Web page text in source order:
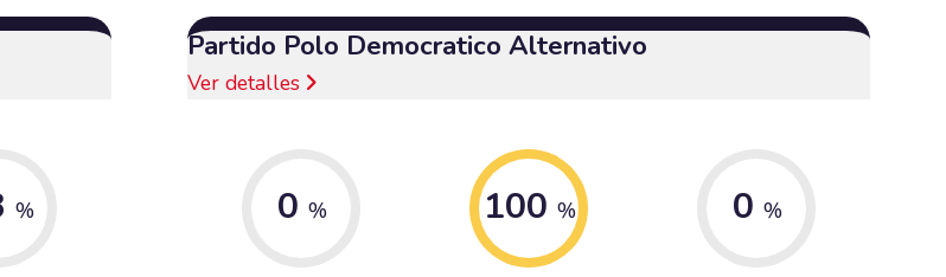
%
Partido Polo Democratico Alternativo
Ver detalles
0 % 100 % 0 %